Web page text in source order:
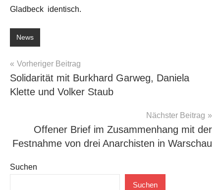
Gladbeck identisch.
News
Beitragsnavigation
Vorheriger Beitrag
Solidarität mit Burkhard Garweg, Daniela
Klette und Volker Staub
Nächster Beitrag
Offener Brief im Zusammenhang mit der
Festnahme von drei Anarchisten in Warschau
Suchen
Suchen